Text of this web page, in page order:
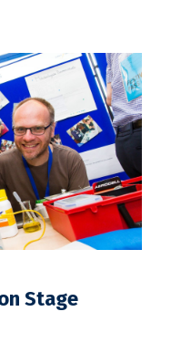
Stage